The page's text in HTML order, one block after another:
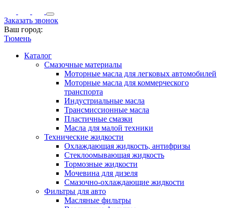
Заказать звонок
Ваш город:
Тюмень
Каталог
Смазочные материалы
Моторные масла для легковых автомобилей
Моторные масла для коммерческого
транспорта
Индустриальные масла
Трансмиссионные масла
Пластичные смазки
Масла для малой техники
Технические жидкости
Охлаждающая жидкость, антифризы
Стеклоомывающая жидкость
Тормозные жидкости
Мочевина для дизеля
Смазочно-охлаждающие жидкости
Фильтры для авто
Масляные фильтры